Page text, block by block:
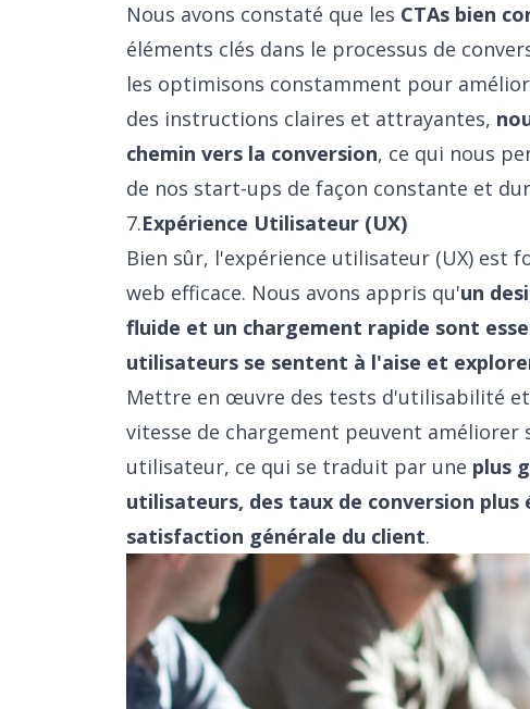
Nous avons constaté que les CTAs bien
éléments clés dans le processus de
les optimisons constamment pour
des instructions claires et attrayantes,
chemin vers la conversion, ce qui nous
de nos start-ups de façon constante et
7.Expérience Utilisateur (UX)
Bien sûr, l'expérience utilisateur (UX) est
web efficace. Nous avons appris qu'un
fluide et un chargement rapide sont
utilisateurs se sentent à l'aise et
Mettre en œuvre des tests d'utilisabilité
vitesse de chargement peuvent
utilisateur, ce qui se traduit par une plus
utilisateurs, des taux de conversion plus
satisfaction générale du client.